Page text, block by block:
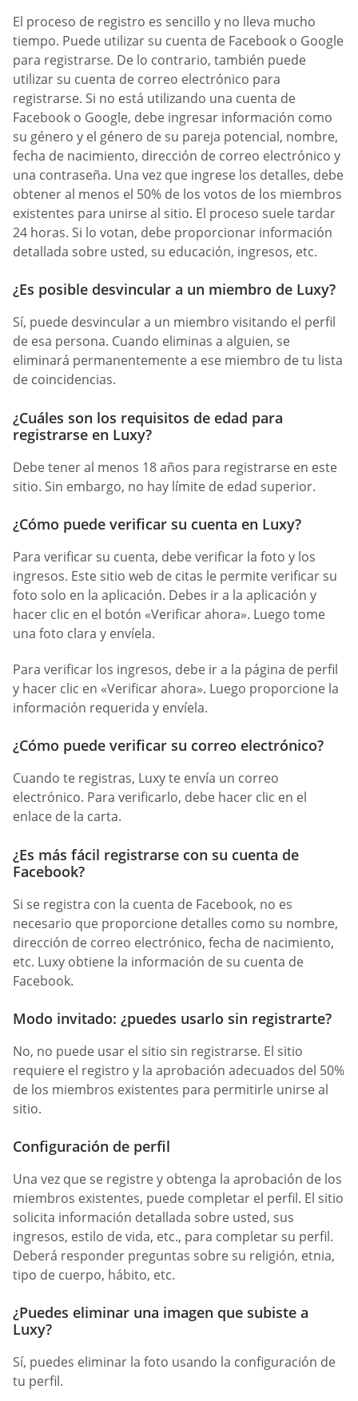
El proceso de registro es sencillo y no lleva mucho
tiempo. Puede utilizar su cuenta de Facebook o Google
para registrarse. De lo contrario, también puede
utilizar su cuenta de correo electrónico para
registrarse. Si no está utilizando una cuenta de
Facebook o Google, debe ingresar información como
su género y el género de su pareja potencial, nombre,
fecha de nacimiento, dirección de correo electrónico y
una contraseña. Una vez que ingrese los detalles, debe
obtener al menos el 50% de los votos de los miembros
existentes para unirse al sitio. El proceso suele tardar
24 horas. Si lo votan, debe proporcionar información
detallada sobre usted, su educación, ingresos, etc.
¿Es posible desvincular a un miembro de Luxy?
Sí, puede desvincular a un miembro visitando el perfil
de esa persona. Cuando eliminas a alguien, se
eliminará permanentemente a ese miembro de tu lista
de coincidencias.
¿Cuáles son los requisitos de edad para
registrarse en Luxy?
Debe tener al menos 18 años para registrarse en este
sitio. Sin embargo, no hay límite de edad superior.
¿Cómo puede verificar su cuenta en Luxy?
Para verificar su cuenta, debe verificar la foto y los
ingresos. Este sitio web de citas le permite verificar su
foto solo en la aplicación. Debes ir a la aplicación y
hacer clic en el botón «Verificar ahora». Luego tome
una foto clara y envíela.
Para verificar los ingresos, debe ir a la página de perfil
y hacer clic en «Verificar ahora». Luego proporcione la
información requerida y envíela.
¿Cómo puede verificar su correo electrónico?
Cuando te registras, Luxy te envía un correo
electrónico. Para verificarlo, debe hacer clic en el
enlace de la carta.
¿Es más fácil registrarse con su cuenta de
Facebook?
Si se registra con la cuenta de Facebook, no es
necesario que proporcione detalles como su nombre,
dirección de correo electrónico, fecha de nacimiento,
etc. Luxy obtiene la información de su cuenta de
Facebook.
Modo invitado: ¿puedes usarlo sin registrarte?
No, no puede usar el sitio sin registrarse. El sitio
requiere el registro y la aprobación adecuados del 50%
de los miembros existentes para permitirle unirse al
sitio.
Configuración de perfil
Una vez que se registre y obtenga la aprobación de los
miembros existentes, puede completar el perfil. El sitio
solicita información detallada sobre usted, sus
ingresos, estilo de vida, etc., para completar su perfil.
Deberá responder preguntas sobre su religión, etnia,
tipo de cuerpo, hábito, etc.
¿Puedes eliminar una imagen que subiste a
Luxy?
Sí, puedes eliminar la foto usando la configuración de
tu perfil.